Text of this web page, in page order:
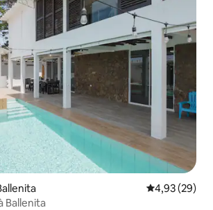
Évaluation
4,93 (29)
Ballenita